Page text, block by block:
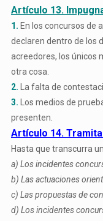
Artículo 13.
1. En los concursos de
declaren dentro de los
acreedores, los únicos
otra cosa.
2.
La falta de
3. Los medios de
presenten.
Artículo 14.
Hasta que transcurra
a) Los incidentes
b) Las actuaciones
c) Las propuestas de
d) Los incidentes